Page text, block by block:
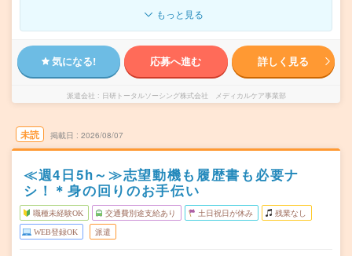
もっと見る
気になる! 応募へ進む 詳しく見る
派遣会社 日研トータルソーシング株式会社 メディカルケア事業部
未読 掲載日 2026/08/07
≪週4日5h～≫志望動機も履歴書も必要ナ
シ！＊身の回りのお手伝い
職種未経験OK 交通費別途支給あり 土日祝日が休み 残業なし
WEB登録OK 派遣